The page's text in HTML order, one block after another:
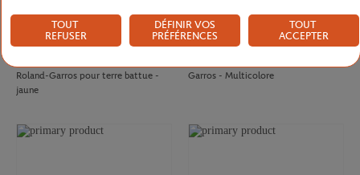
WILSON 10,50 €
Roland-Garros pour terre battue -
jaune
WILSON 8,00
Garros - Multicolore
TOUT
REFUSER
DÉFINIR VOS
PRÉFÉRENCES
TOUT
ACCEPTER